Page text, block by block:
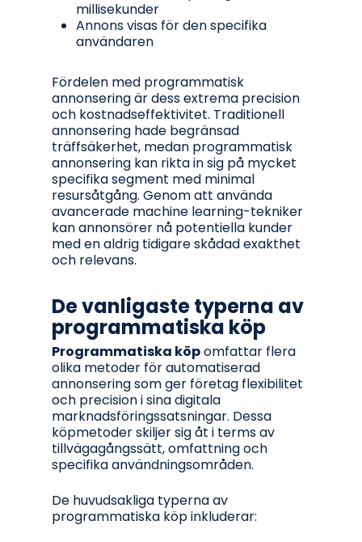
millisekunder
Annons visas för den specifika
användaren
Fördelen med programmatisk
annonsering är dess extrema precision
och kostnadseffektivitet. Traditionell
annonsering hade begränsad
träffsäkerhet, medan programmatisk
annonsering kan rikta in sig på mycket
specifika segment med minimal
resursåtgång. Genom att använda
avancerade machine learning-tekniker
kan annonsörer nå potentiella kunder
med en aldrig tidigare skådad exakthet
och relevans.
De vanligaste typerna av
programmatiska köp
Programmatiska köpomfattar flera
olika metoder för automatiserad
annonsering som ger företag flexibilitet
och precision i sina digitala
marknadsföringssatsningar. Dessa
köpmetoder skiljer sig åt i terms av
tillvägagångssätt, omfattning och
specifika användningsområden.
De huvudsakliga typerna av
programmatiska köp inkluderar: